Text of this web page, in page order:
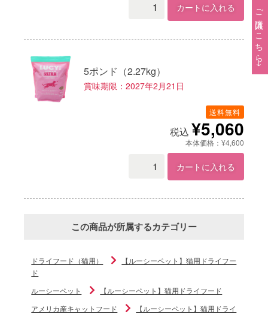
ご購入はこちら→
カートに入れる
5ポンド（2.27kg）
賞味期限：2027年2月21日
送料無料
税込 ¥5,060
本体価格：¥4,600
カートに入れる
この商品が所属するカテゴリー
ドライフード（猫用）
【ルーシーペット】猫用ドライフー
ド
ルーシーペット
【ルーシーペット】猫用ドライフード
アメリカ産キャットフード
【ルーシーペット】猫用ドライ